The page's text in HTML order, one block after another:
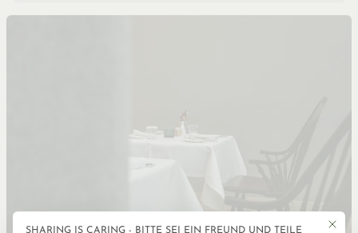
Mit
SHARING IS CARING - BITTE SEI EIN FREUND UND TEILE